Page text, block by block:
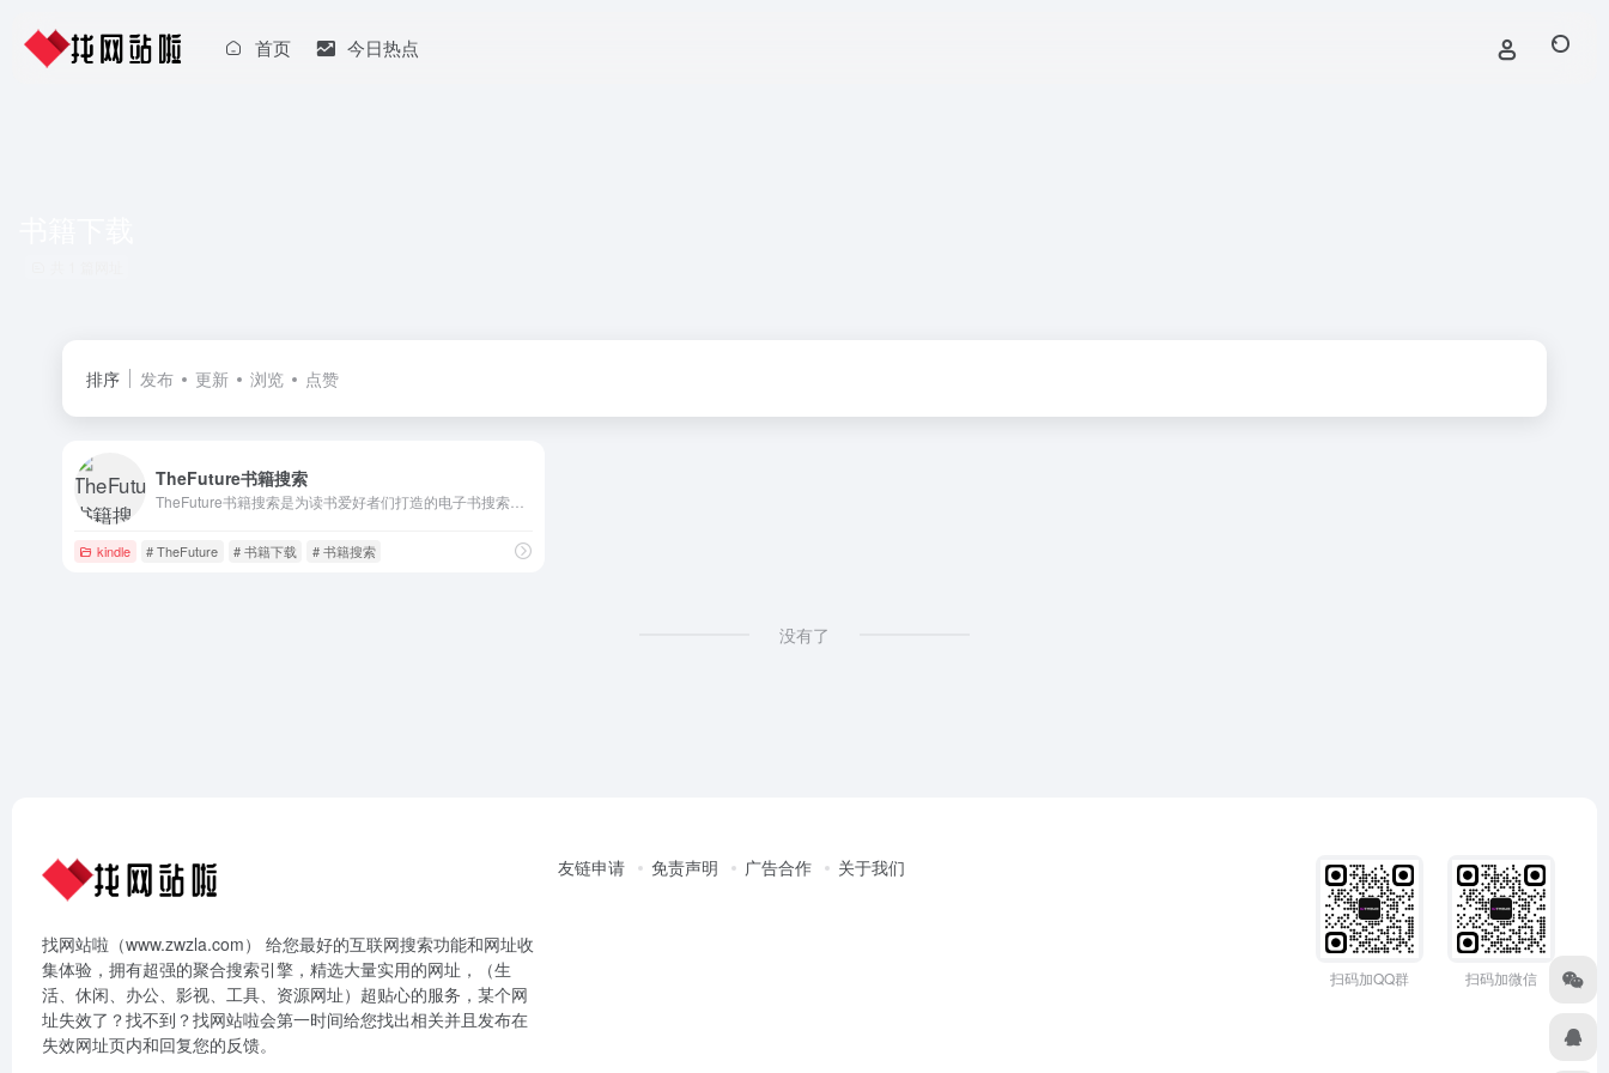
首页 今日热点
排序 发布 更新 浏览 点赞
TheFuture书籍搜索
kindle # TheFuture # 书籍下载 # 书籍搜索
没有了
找网站啦（www.zwzla.com） 给您最好的互联网搜索功能和网址收
集体验，拥有超强的聚合搜索引擎，精选大量实用的网址，（生
活、休闲、办公、影视、工具、资源网址）超贴心的服务，某个网
址失效了？找不到？找网站啦会第一时间给您找出相关并且发布在
失效网址页内和回复您的反馈。
友链申请 免责声明 广告合作 关于我们
扫码加QQ群 扫码加微信